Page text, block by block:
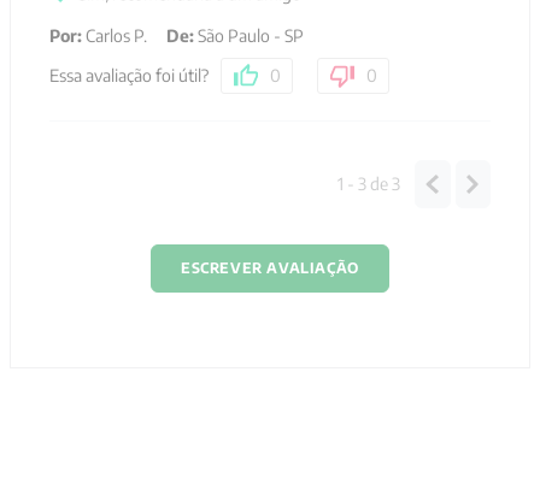
Por:Carlos P. De:São Paulo - SP
Essa avaliação foi útil?
0 0
1 - 3 de 3
ESCREVER AVALIAÇÃO